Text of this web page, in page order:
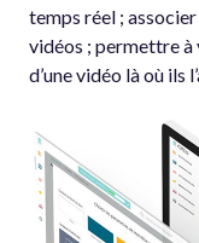
temps réel ;
vidéos ; permettre
d’une vidéo là où ils